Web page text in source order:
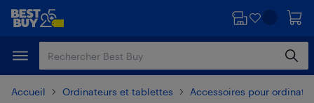
Passer
principal
Passer
Accueil Ordinateurs et tablettes Accessoires pour